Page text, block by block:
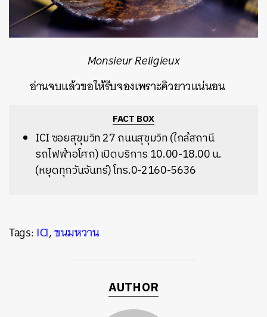
Monsieur Religieux
อ่านจบแล้วขอให้รีบจองเพราะคิวยาวแน่นอน
FACT BOX
ICI ซอยสุขุมวิท 27 ถนนสุขุมวิท (ใกล้สถานี
รถไฟฟ้าอโศก) เปิดบริการ 10.00-18.00 น.
(หยุดทุกวันจันทร์) โทร.0-2160-5636
Tags: ICI,ขนมหวาน
AUTHOR